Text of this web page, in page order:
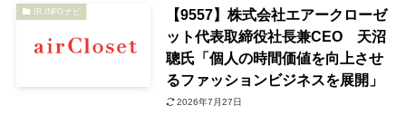
IR INFOナビ
【9557】株式会社エアークローゼ
ット代表取締役社長兼CEO 天沼
聰氏「個人の時間価値を向上させ
るファッションビジネスを展開」
2026年7月27日